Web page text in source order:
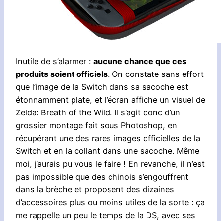
Inutile de s’alarmer : aucune chance que ces
produits soient officiels. On constate sans effort
que l’image de la Switch dans sa sacoche est
étonnamment plate, et l’écran affiche un visuel de
Zelda: Breath of the Wild. Il s’agit donc d’un
grossier montage fait sous Photoshop, en
récupérant une des rares images officielles de la
Switch et en la collant dans une sacoche. Même
moi, j’aurais pu vous le faire ! En revanche, il n’est
pas impossible que des chinois s’engouffrent
dans la brèche et proposent des dizaines
d’accessoires plus ou moins utiles de la sorte : ça
me rappelle un peu le temps de la DS, avec ses